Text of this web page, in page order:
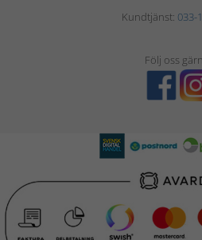
Kundtjänst: 033-
Följ oss